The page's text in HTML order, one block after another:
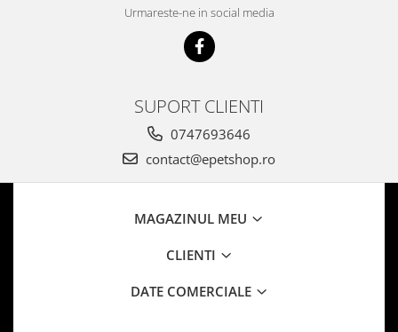
Urmareste-ne in social media
SUPORT CLIENTI
0747693646
contact@epetshop.ro
MAGAZINUL MEU
CLIENTI
DATE COMERCIALE